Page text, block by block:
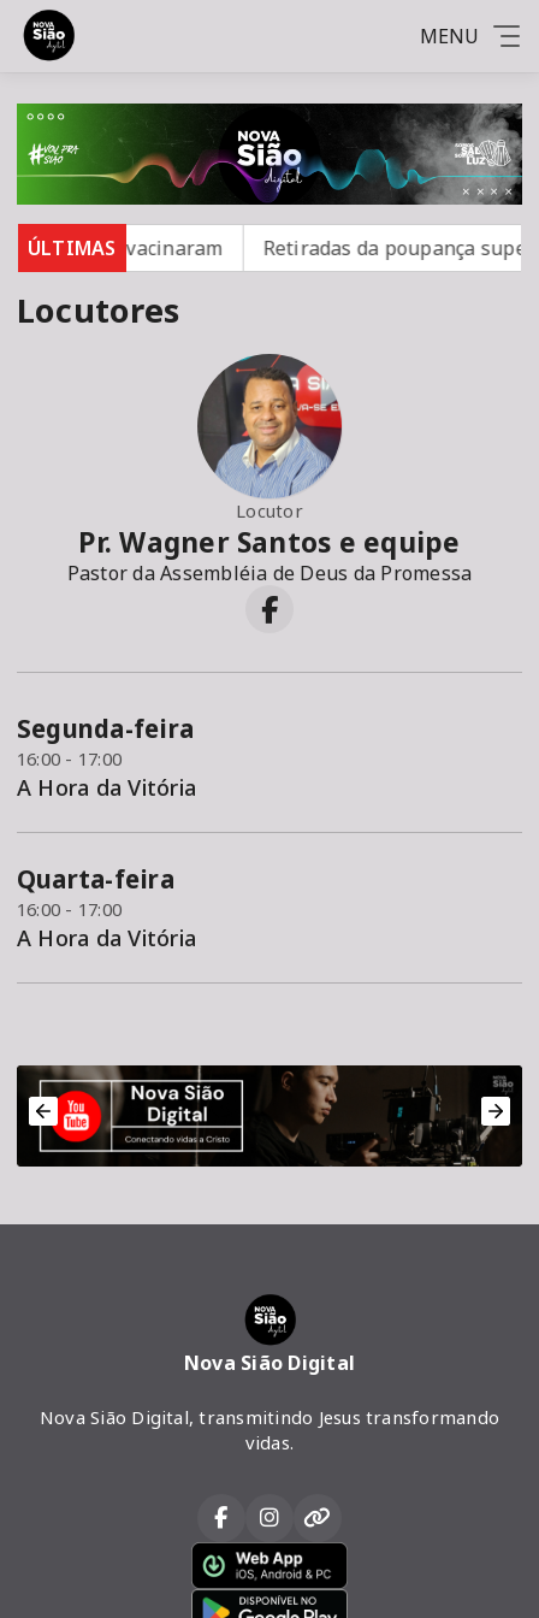
MENU
ÚLTIMAS
16 não se vacinaram Retiradas da poupança
Locutores
Locutor
Pr. Wagner Santos e equipe
Pastor da Assembléia de Deus da Promessa
Segunda-feira
16:00 - 17:00
A Hora da Vitória
Quarta-feira
16:00 - 17:00
A Hora da Vitória
Nova Sião Digital
Nova Sião Digital, transmitindo Jesus transformando
vidas.